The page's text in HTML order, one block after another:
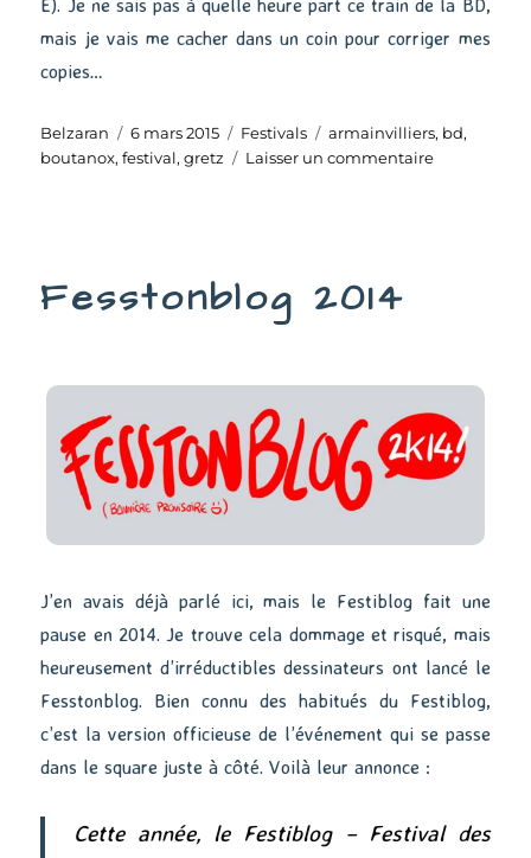
E). Je ne sais pas à quelle heure part ce train de la BD,
mais je vais me cacher dans un coin pour corriger mes
copies…
Auteur
Belzaran
Publié
le
6 mars 2015 Catégories
Festivals Étiquettes
armainvilliers, bd,
boutanox,festival,gretz Laisser un commentairesur
Fesstonblog 2014
J’en avais déjà parlé ici, mais le Festiblog fait une
pause en 2014. Je trouve cela dommage et risqué, mais
heureusement d’irréductibles dessinateurs ont lancé le
Fesstonblog. Bien connu des habitués du Festiblog,
c’est la version officieuse de l’événement qui se passe
dans le square juste à côté. Voilà leur annonce :
Cette année, le Festiblog – Festival des